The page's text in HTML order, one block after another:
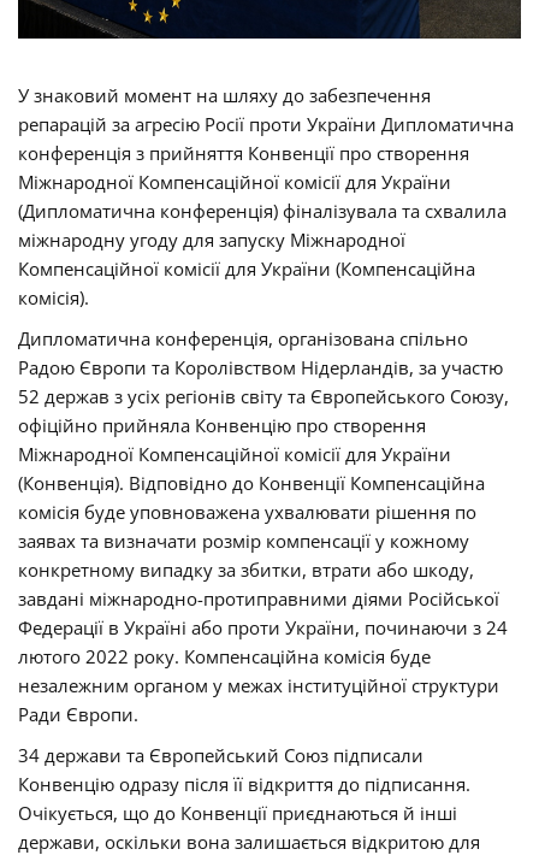
У знаковий момент на шляху до забезпечення
репарацій за агресію Росії проти України Дипломатична
конференція з прийняття Конвенції про створення
Міжнародної Компенсаційної комісії для України
(Дипломатична конференція) фіналізувала та схвалила
міжнародну угоду для запуску Міжнародної
Компенсаційної комісії для України (Компенсаційна
комісія).
Дипломатична конференція, організована спільно
Радою Європи та Королівством Нідерландів, за участю
52 держав з усіх регіонів світу та Європейського Союзу,
офіційно прийняла Конвенцію про створення
Міжнародної Компенсаційної комісії для України
(Конвенція). Відповідно до Конвенції Компенсаційна
комісія буде уповноважена ухвалювати рішення по
заявах та визначати розмір компенсації у кожному
конкретному випадку за збитки, втрати або шкоду,
завдані міжнародно-протиправними діями Російської
Федерації в Україні або проти України, починаючи з 24
лютого 2022 року. Компенсаційна комісія буде
незалежним органом у межах інституційної структури
Ради Європи.
34 держави та Європейський Союз підписали
Конвенцію одразу після її відкриття до підписання.
Очікується, що до Конвенції приєднаються й інші
держави, оскільки вона залишається відкритою для